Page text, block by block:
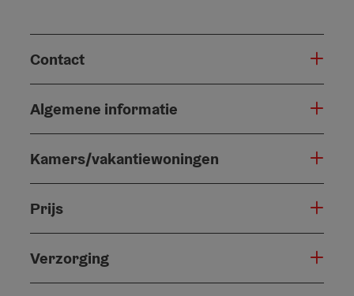
Contact
Algemene informatie
Kamers/vakantiewoningen
Prijs
Verzorging